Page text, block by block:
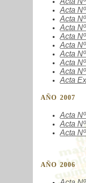
Acta Nº
Acta Nº
Acta Nº
Acta Nº
Acta Nº
Acta Nº
Acta Nº
Acta Nº
Acta
AÑO 2007
Acta Nº
Acta Nº
Acta Nº
AÑO 2006